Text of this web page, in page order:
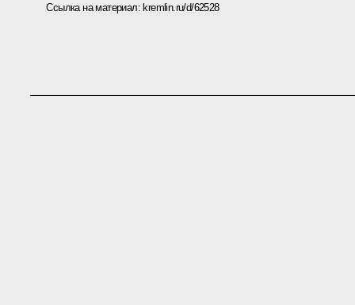
Ссылка на материал: kremlin.ru/d/62528